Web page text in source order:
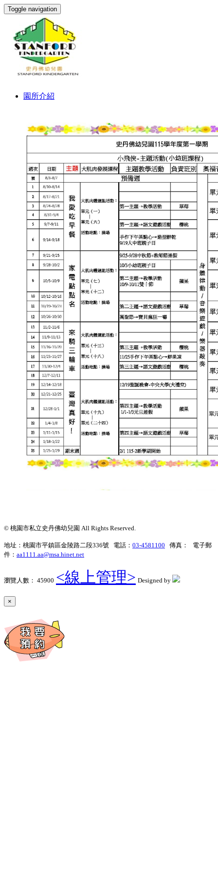
Toggle navigation
園所介紹
環境設備
環繞影像
行事曆檔案
校園訊息
最新消息
校園花絮
校園相簿
班級相簿
活動影片
招生訊息
線上報名
聯絡我們
校園資料
與我聯絡
健康安全照護托藥紀錄
健康安全照護托藥紀錄
好站推薦
行政院文建會繪本花園
Tutor ABC外師家教
Tutor ABC簡章(一)
Tutor ABC簡章(二)
Tutor ABC簡章(三)
Tutor ABC簡章(四)
TutorABC互動教學-1
TutorABC互動教學-2
115-1小飛俠活動-大班
115-1小飛俠活動-中班
115-1小飛俠活動-小幼班
© 桃園市私立史丹佛幼兒園 All Rights Reserved.
地址：桃園市平鎮區金陵路二段336號 電話： 03-4581100 傳真： 電子郵
件： aa1111.aa@msa.hinet.net
瀏覽人數： 45900 <線上管理> Designed by
×